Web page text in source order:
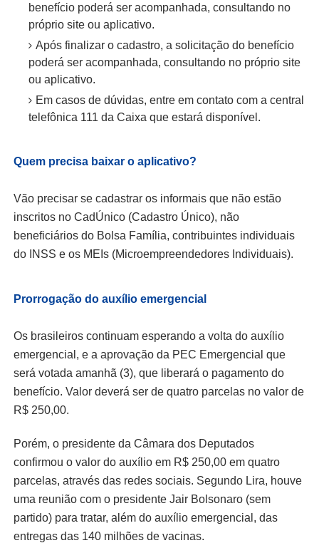
benefício poderá ser acompanhada, consultando no
próprio site ou aplicativo.
Após finalizar o cadastro, a solicitação do benefício
poderá ser acompanhada, consultando no próprio site
ou aplicativo.
Em casos de dúvidas, entre em contato com a central
telefônica 111 da Caixa que estará disponível.
Quem precisa baixar o aplicativo?
Vão precisar se cadastrar os informais que não estão
inscritos no CadÚnico (Cadastro Único), não
beneficiários do Bolsa Família, contribuintes individuais
do INSS e os MEIs (Microempreendedores Individuais).
Prorrogação do auxílio emergencial
Os brasileiros continuam esperando a volta do auxílio
emergencial, e a aprovação da PEC Emergencial que
será votada amanhã (3), que liberará o pagamento do
benefício. Valor deverá ser de quatro parcelas no valor de
R$ 250,00.
Porém, o presidente da Câmara dos Deputados
confirmou o valor do auxílio em R$ 250,00 em quatro
parcelas, através das redes sociais. Segundo Lira, houve
uma reunião com o presidente Jair Bolsonaro (sem
partido) para tratar, além do auxílio emergencial, das
entregas das 140 milhões de vacinas.